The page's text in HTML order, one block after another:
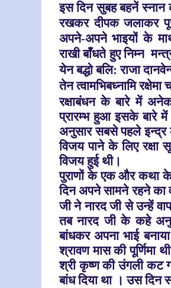
इस दिन सुबह बहनें
रखकर दीपक जलाकर
अपने-अपने भाइयों के
राखी बाँधते हुए निम्न
येन बद्धो बलि: राजा
तेन त्वामभिबध्नामि
रक्षाबंधन के बारे में
प्रारम्भ हुआ इसके बारे
अनुसार सबसे पहले इन्द्र
विजय पाने के लिए
विजय हुई थी।
पुराणों के एक और कथा
दिन अपने सामने रहने का
जी ने नारद जी से उन्हें
तब नारद जी के कहे
बांधकर अपना भाई बनाया
श्रावण मास की
श्री कृष्ण की उंगली कट
बांध दिया था । उस दिन